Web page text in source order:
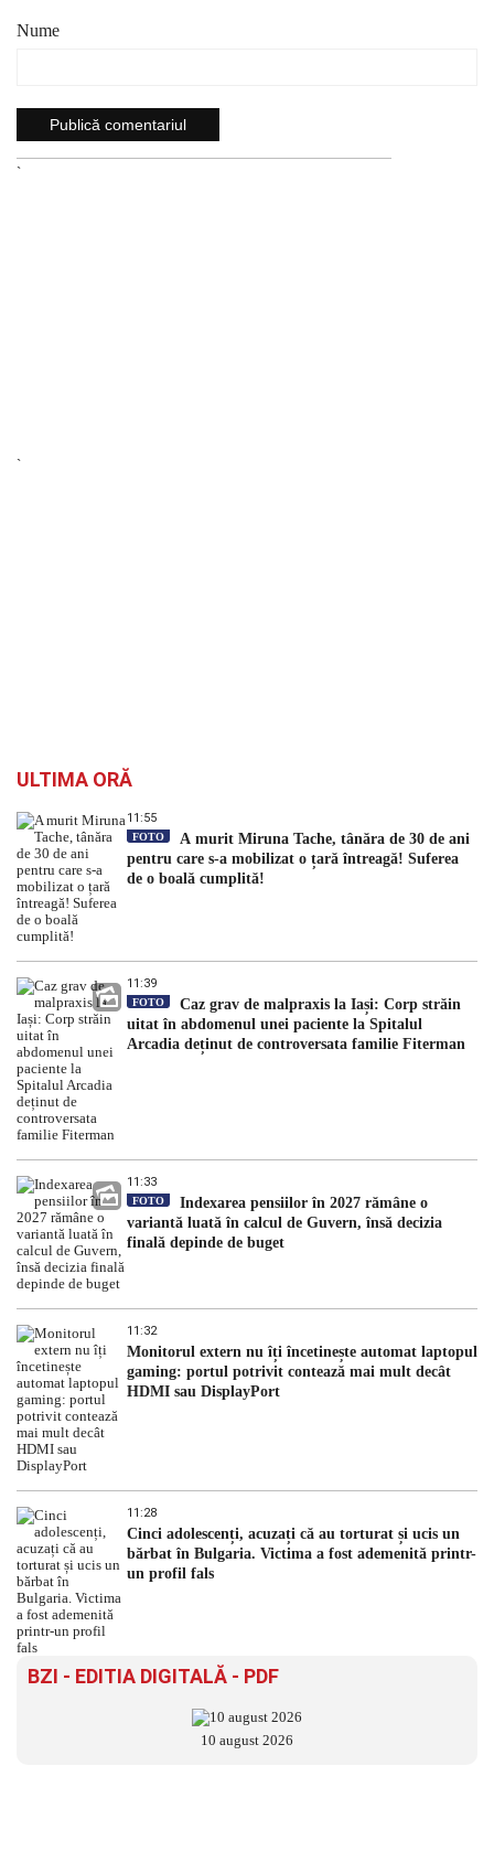
Nume
`
`
ULTIMA ORĂ
11:55
FOTO
A murit Miruna Tache, tânăra de 30 de ani
pentru care s-a mobilizat o țară întreagă! Suferea
de o boală cumplită!
11:39
FOTO
Caz grav de malpraxis la Iași: Corp străin
uitat în abdomenul unei paciente la Spitalul
Arcadia deținut de controversata familie Fiterman
11:33
FOTO
Indexarea pensiilor în 2027 rămâne o
variantă luată în calcul de Guvern, însă decizia
finală depinde de buget
11:32
Monitorul extern nu îți încetinește automat laptopul
gaming: portul potrivit contează mai mult decât
HDMI sau DisplayPort
11:28
Cinci adolescenți, acuzați că au torturat și ucis un
bărbat în Bulgaria. Victima a fost ademenită printr-
un profil fals
BZI - EDITIA DIGITALĂ - PDF
10 august 2026